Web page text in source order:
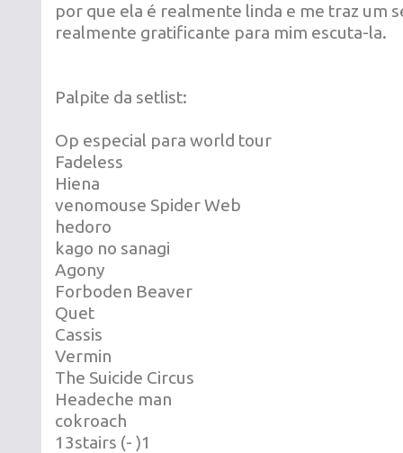
por que ela é realmente linda e me traz um
realmente gratificante para mim escuta-la.
Palpite da setlist:
Op especial para world tour
Fadeless
Hiena
venomouse Spider Web
hedoro
kago no sanagi
Agony
Forboden Beaver
Quet
Cassis
Vermin
The Suicide Circus
Headeche man
cokroach
13stairs (- )1